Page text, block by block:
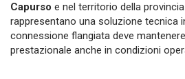
Capurso e nel territorio della
rappresentano una soluzione tecnica
connessione flangiata deve
prestazionale anche in condizioni